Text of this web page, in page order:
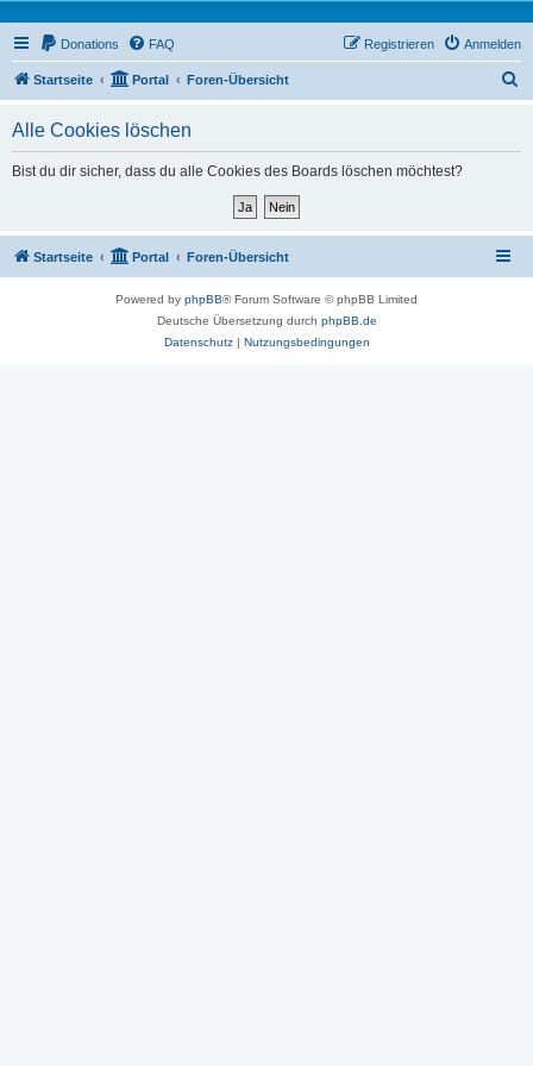
Donations FAQ Anmelden
Registrieren
Startseite Portal Foren-Übersicht
Alle Cookies löschen
Bist du dir sicher, dass du alle Cookies des Boards löschen möchtest?
Startseite Portal Foren-Übersicht
Powered by phpBB® Forum Software © phpBB Limited
Deutsche Übersetzung durch phpBB.de
Datenschutz| Nutzungsbedingungen